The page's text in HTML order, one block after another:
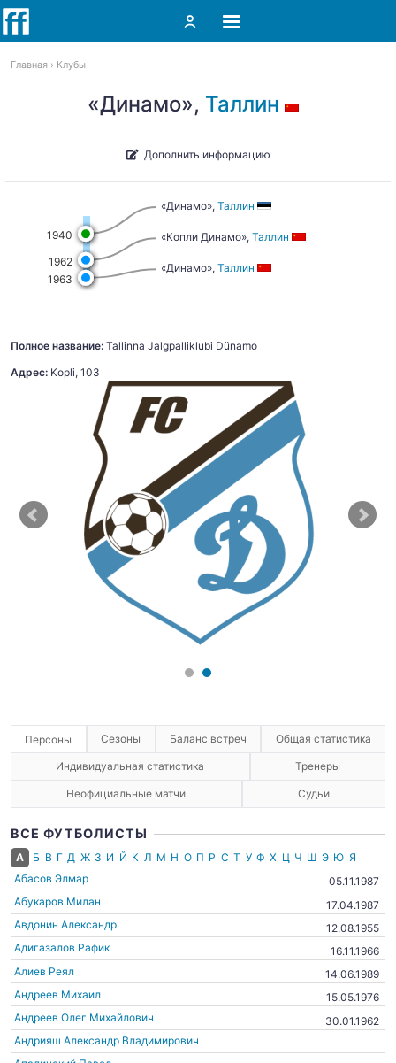
Главная Клубы
«Динамо», Таллин
Дополнить информацию
1940
1962
1963
«Динамо», Таллин
«Копли Динамо», Таллин
«Динамо», Таллин
Полное название: Tallinna Jalgpalliklubi Dünamo
Адрес: Kopli, 103
Персоны Сезоны Баланс встреч Общая статистика
Индивидуальная статистика Тренеры
Неофициальные матчи Судьи
ВСЕ ФУТБОЛИСТЫ
А Б В Г Д Ж З И Й К Л М Н О П Р С Т У Ф Х Ц Ч Ш Э Ю Я
Абасов Элмар
05.11.1987
Абукаров Милан
17.04.1987
Авдонин Александр
12.08.1955
Адигазалов Рафик
16.11.1966
Алиев Реял
14.06.1989
Андреев Михаил
15.05.1976
Андреев Олег Михайлович
30.01.1962
Андрияш Александр Владимирович